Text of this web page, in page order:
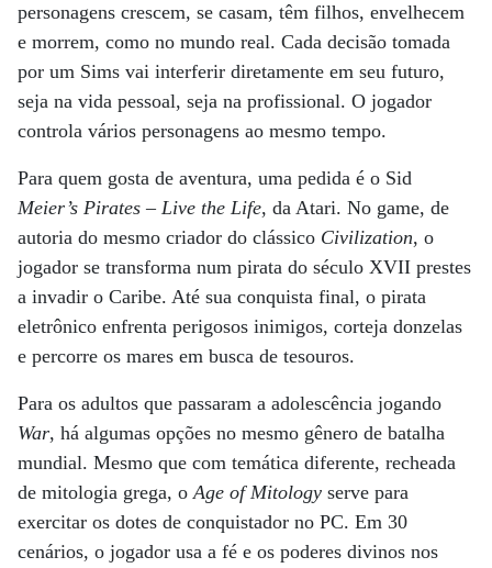
personagens crescem, se casam, têm filhos, envelhecem
e morrem, como no mundo real. Cada decisão tomada
por um Sims vai interferir diretamente em seu futuro,
seja na vida pessoal, seja na profissional. O jogador
controla vários personagens ao mesmo tempo.
Para quem gosta de aventura, uma pedida é o Sid
Meier’s Pirates – Live the Life, da Atari. No game, de
autoria do mesmo criador do clássico Civilization, o
jogador se transforma num pirata do século XVII prestes
a invadir o Caribe. Até sua conquista final, o pirata
eletrônico enfrenta perigosos inimigos, corteja donzelas
e percorre os mares em busca de tesouros.
Para os adultos que passaram a adolescência jogando
War, há algumas opções no mesmo gênero de batalha
mundial. Mesmo que com temática diferente, recheada
de mitologia grega, oAge of Mitology serve para
exercitar os dotes de conquistador no PC. Em 30
cenários, o jogador usa a fé e os poderes divinos nos